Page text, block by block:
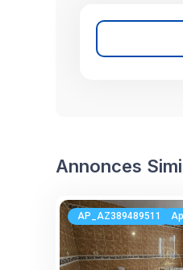
Annonces
AP_AZ389489511